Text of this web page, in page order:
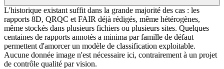
L'historique existant suffit dans la grande majorité des cas : les
rapports 8D, QRQC et FAIR déjà rédigés, même hétérogènes,
même stockés dans plusieurs fichiers ou plusieurs sites. Quelques
centaines de rapports annotés a minima par famille de défaut
permettent d'amorcer un modèle de classification exploitable.
Aucune donnée image n'est nécessaire ici, contrairement à un projet
de contrôle qualité par vision.